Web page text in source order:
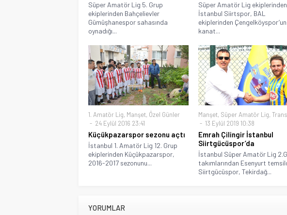
Süper Amatör Lig 5. Grup
ekiplerinden Bahçelievler
Gümüşhanespor sahasında
oynadığı...
Süper Amatör Lig ekiplerinden
İstanbul Siirtspor, BAL
ekiplerinden Çengelköyspor’un
kanat...
1. Amatör Lig, Manşet, Özel Günler
24 Eylül 2016 23:41
Küçükpazarspor sezonu açtı
İstanbul 1. Amatör Lig 12. Grup
ekiplerinden Küçükpazarspor,
2016-2017 sezonunu...
Manşet, Süper Amatör Lig,
13 Eylül 2019 10:38
Emrah Çilingir İstanbul
Siirtgücüspor’da
İstanbul Süper Amatör Lig
takımlarından Esenyurt
Siirtgücüspor, Tekirdağ...
YORUMLAR